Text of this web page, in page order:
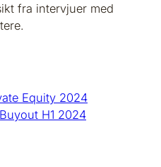
fra intervjuer med
Equity 2024
H1 2024